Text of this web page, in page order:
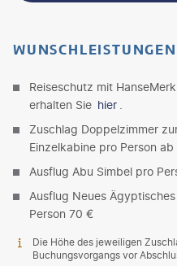
WUNSCHLEISTUNGEN
Reiseschutz mit
erhalten Sie hier
Zuschlag Doppelzimmer
Einzelkabine pro Person
Ausflug Abu Simbel pro
Ausflug Neues
Person 70 €
Die Höhe des jeweiligen
Buchungsvorgangs vor